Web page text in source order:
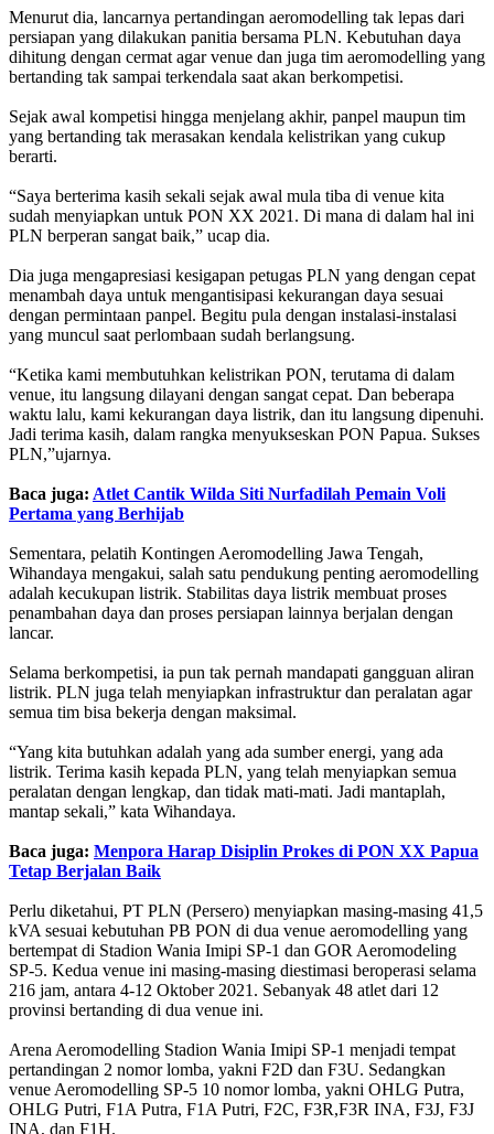
Menurut dia, lancarnya pertandingan aeromodelling tak lepas dari
persiapan yang dilakukan panitia bersama PLN. Kebutuhan daya
dihitung dengan cermat agar venue dan juga tim aeromodelling yang
bertanding tak sampai terkendala saat akan berkompetisi.
Sejak awal kompetisi hingga menjelang akhir, panpel maupun tim
yang bertanding tak merasakan kendala kelistrikan yang cukup
berarti.
“Saya berterima kasih sekali sejak awal mula tiba di venue kita
sudah menyiapkan untuk PON XX 2021. Di mana di dalam hal ini
PLN berperan sangat baik,” ucap dia.
Dia juga mengapresiasi kesigapan petugas PLN yang dengan cepat
menambah daya untuk mengantisipasi kekurangan daya sesuai
dengan permintaan panpel. Begitu pula dengan instalasi-instalasi
yang muncul saat perlombaan sudah berlangsung.
“Ketika kami membutuhkan kelistrikan PON, terutama di dalam
venue, itu langsung dilayani dengan sangat cepat. Dan beberapa
waktu lalu, kami kekurangan daya listrik, dan itu langsung dipenuhi.
Jadi terima kasih, dalam rangka menyukseskan PON Papua. Sukses
PLN,”ujarnya.
Baca juga: Atlet Cantik Wilda Siti Nurfadilah Pemain Voli
Pertama yang Berhijab
Sementara, pelatih Kontingen Aeromodelling Jawa Tengah,
Wihandaya mengakui, salah satu pendukung penting aeromodelling
adalah kecukupan listrik. Stabilitas daya listrik membuat proses
penambahan daya dan proses persiapan lainnya berjalan dengan
lancar.
Selama berkompetisi, ia pun tak pernah mandapati gangguan aliran
listrik. PLN juga telah menyiapkan infrastruktur dan peralatan agar
semua tim bisa bekerja dengan maksimal.
“Yang kita butuhkan adalah yang ada sumber energi, yang ada
listrik. Terima kasih kepada PLN, yang telah menyiapkan semua
peralatan dengan lengkap, dan tidak mati-mati. Jadi mantaplah,
mantap sekali,” kata Wihandaya.
Baca juga: Menpora Harap Disiplin Prokes di PON XX Papua
Tetap Berjalan Baik
Perlu diketahui, PT PLN (Persero) menyiapkan masing-masing 41,5
kVA sesuai kebutuhan PB PON di dua venue aeromodelling yang
bertempat di Stadion Wania Imipi SP-1 dan GOR Aeromodeling
SP-5. Kedua venue ini masing-masing diestimasi beroperasi selama
216 jam, antara 4-12 Oktober 2021. Sebanyak 48 atlet dari 12
provinsi bertanding di dua venue ini.
Arena Aeromodelling Stadion Wania Imipi SP-1 menjadi tempat
pertandingan 2 nomor lomba, yakni F2D dan F3U. Sedangkan
venue Aeromodelling SP-5 10 nomor lomba, yakni OHLG Putra,
OHLG Putri, F1A Putra, F1A Putri, F2C, F3R,F3R INA, F3J, F3J
INA, dan F1H.